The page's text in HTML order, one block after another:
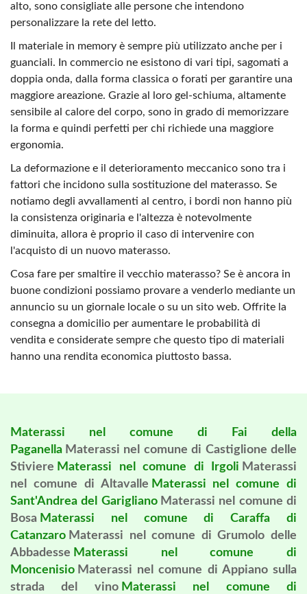
alto, sono consigliate alle persone che intendono
personalizzare la rete del letto.
Il materiale in memory è sempre più utilizzato anche per i
guanciali. In commercio ne esistono di vari tipi, sagomati a
doppia onda, dalla forma classica o forati per garantire una
maggiore areazione. Grazie al loro gel-schiuma, altamente
sensibile al calore del corpo, sono in grado di memorizzare
la forma e quindi perfetti per chi richiede una maggiore
ergonomia.
La deformazione e il deterioramento meccanico sono tra i
fattori che incidono sulla sostituzione del materasso. Se
notiamo degli avvallamenti al centro, i bordi non hanno più
la consistenza originaria e l'altezza è notevolmente
diminuita, allora è proprio il caso di intervenire con
l'acquisto di un nuovo materasso.
Cosa fare per smaltire il vecchio materasso? Se è ancora in
buone condizioni possiamo provare a venderlo mediante un
annuncio su un giornale locale o su un sito web. Offrite la
consegna a domicilio per aumentare le probabilità di
vendita e considerate sempre che questo tipo di materiali
hanno una rendita economica piuttosto bassa.
Materassi nel comune di Fai della
Paganella Materassi nel comune di Castiglione delle
Stiviere Materassi nel comune di Irgoli Materassi
nel comune di Altavalle Materassi nel comune di
Sant'Andrea del Garigliano Materassi nel comune di
Bosa Materassi nel comune di Caraffa di
Catanzaro Materassi nel comune di Grumolo delle
Abbadesse Materassi nel comune di
Moncenisio Materassi nel comune di Appiano sulla
strada del vino Materassi nel comune di